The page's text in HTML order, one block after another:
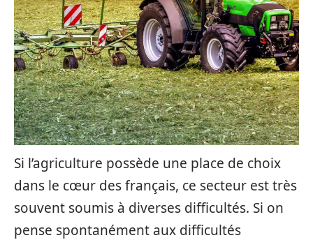
Si l’agriculture possède une place de choix
dans le cœur des français, ce secteur est très
souvent soumis à diverses difficultés. Si on
pense spontanément aux difficultés